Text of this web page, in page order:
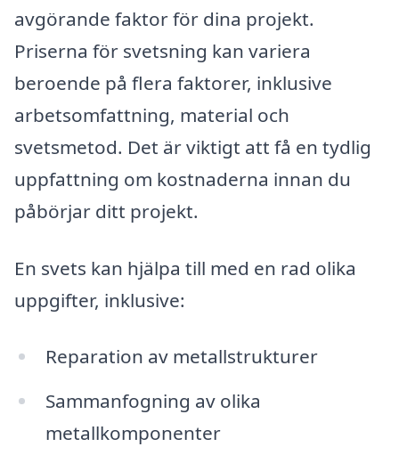
avgörande faktor för dina projekt.
Priserna för svetsning kan variera
beroende på flera faktorer, inklusive
arbetsomfattning, material och
svetsmetod. Det är viktigt att få en tydlig
uppfattning om kostnaderna innan du
påbörjar ditt projekt.
En svets kan hjälpa till med en rad olika
uppgifter, inklusive:
Reparation av metallstrukturer
Sammanfogning av olika
metallkomponenter